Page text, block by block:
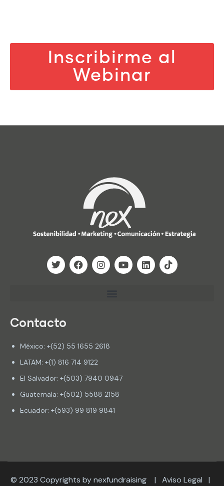
Inscribirme al
Webinar
Contacto
México: +(52) 55 1655 2618
LATAM: +(1) 816 714 9122
El Salvador: +(503) 7940 0947
Guatemala: +(502) 5588 2158
Ecuador: +(593) 99 819 9841
© 2023 Copyrights by nexfundraising | Aviso Legal |